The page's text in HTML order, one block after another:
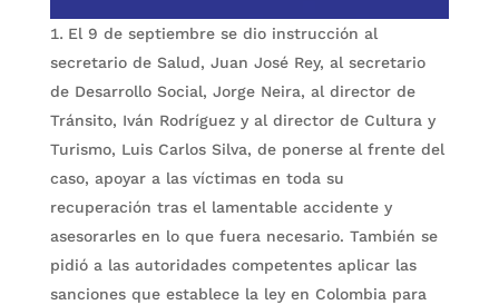
El 9 de septiembre se dio instrucción al
secretario de Salud, Juan José Rey, al secretario
de Desarrollo Social, Jorge Neira, al director de
Tránsito, Iván Rodríguez y al director de Cultura y
Turismo, Luis Carlos Silva, de ponerse al frente del
caso, apoyar a las víctimas en toda su
recuperación tras el lamentable accidente y
asesorarles en lo que fuera necesario. También se
pidió a las autoridades competentes aplicar las
sanciones que establece la ley en Colombia para